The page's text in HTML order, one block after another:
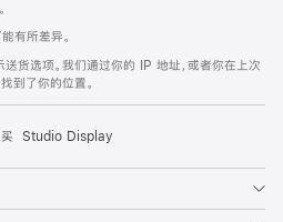
有所差异。
货选项。我们通过你的 IP 地址，或者你在上次
到了你的位置。
买 Studio Display